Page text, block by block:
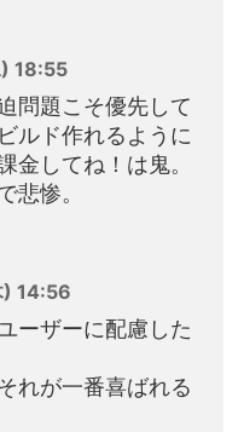
18:55
問題こそ優先して
ルド作れるように
金してね！は鬼。
悲惨。
14:56
ーザーに配慮した
れが一番喜ばれる